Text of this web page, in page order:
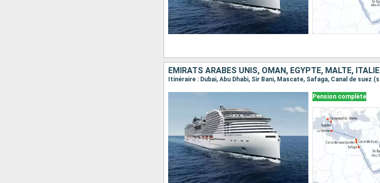
EMIRATS ARABES UNIS, OMAN, EGYPTE, MALTE, ITALIE
Pension complète